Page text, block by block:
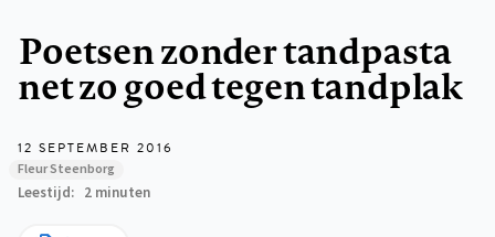
Poetsen zonder tandpasta
net zo goed tegen tandplak
12 SEPTEMBER 2016
Fleur Steenborg
Leestijd 2 minuten